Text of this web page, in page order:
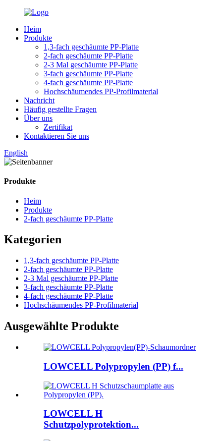
Heim
Produkte
1,3-fach geschäumte PP-Platte
2-fach geschäumte PP-Platte
2-3 Mal geschäumte PP-Platte
3-fach geschäumte PP-Platte
4-fach geschäumte PP-Platte
Hochschäumendes PP-Profilmaterial
Nachricht
Häufig gestellte Fragen
Über uns
Zertifikat
Kontaktieren Sie uns
English
Produkte
Heim
Produkte
2-fach geschäumte PP-Platte
Kategorien
1,3-fach geschäumte PP-Platte
2-fach geschäumte PP-Platte
2-3 Mal geschäumte PP-Platte
3-fach geschäumte PP-Platte
4-fach geschäumte PP-Platte
Hochschäumendes PP-Profilmaterial
Ausgewählte Produkte
LOWCELL Polypropylen (PP) f...
LOWCELL H
Schutzpolyprotektion...